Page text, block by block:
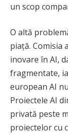
un scop
O altă
piață. Comisia
inovare în AI,
fragmentate,
european AI
Proiectele AI
privată peste
proiectelor cu